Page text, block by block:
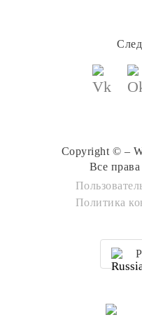
Copyright © –
Все
Политика